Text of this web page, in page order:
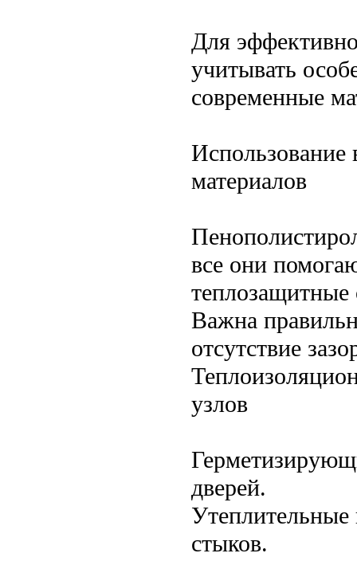
Для
учитывать
современные
Использование
материалов
все они
Важна
отсутствие
узлов
дверей.
стыков.